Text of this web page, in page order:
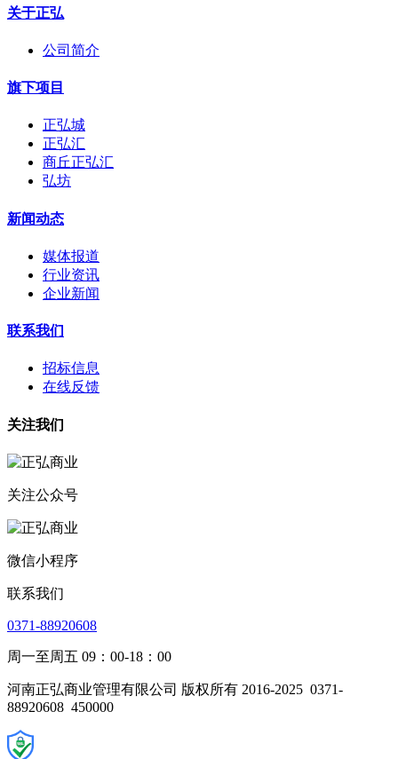
关于正弘
公司简介
旗下项目
正弘城
正弘汇
商丘正弘汇
弘坊
新闻动态
媒体报道
行业资讯
企业新闻
联系我们
招标信息
在线反馈
关注我们
关注公众号
微信小程序
联系我们
0371-88920608
周一至周五 09：00-18：00
河南正弘商业管理有限公司 版权所有 2016-2025 0371-
88920608 450000